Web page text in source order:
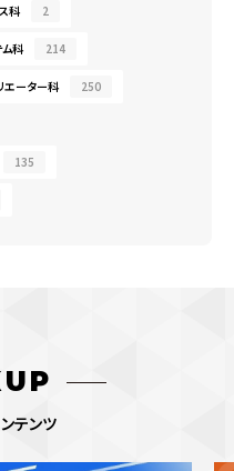
科 2
ム科 214
エーター科 250
135
テンツ